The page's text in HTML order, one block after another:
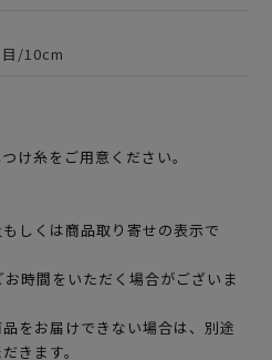
/10cm
け糸をご用意ください。
しくは商品取り寄せの表示で
時間をいただく場合がございま
をお届けできない場合は、別途
きます。